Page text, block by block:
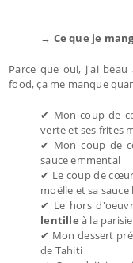
→ Ce que je
Parce que oui, j'ai
food, ça me manque
✔ Mon coup de
verte et ses frites
✔ Mon coup de
sauce emmental
✔ Le coup de
moëlle et sa sauce
✔ Le hors
lentille à la
✔ Mon dessert
de Tahiti